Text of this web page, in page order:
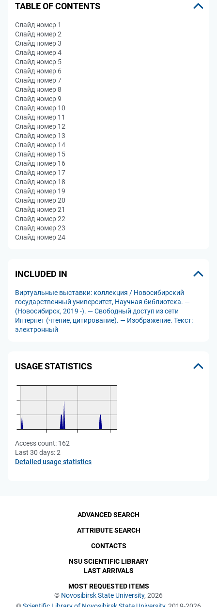
TABLE OF CONTENTS
Слайд номер 1
Слайд номер 2
Слайд номер 3
Слайд номер 4
Слайд номер 5
Слайд номер 6
Слайд номер 7
Слайд номер 8
Слайд номер 9
Слайд номер 10
Слайд номер 11
Слайд номер 12
Слайд номер 13
Слайд номер 14
Слайд номер 15
Слайд номер 16
Слайд номер 17
Слайд номер 18
Слайд номер 19
Слайд номер 20
Слайд номер 21
Слайд номер 22
Слайд номер 23
Слайд номер 24
INCLUDED IN
Виртуальные выставки: коллекция / Новосибирский
государственный университет, Научная библиотека. —
(Новосибирск, 2019 -). — Свободный доступ из сети
Интернет (чтение, цитирование). — Изображение. Текст:
электронный
USAGE STATISTICS
Access count: 162
Last 30 days:2
Detailed usage statistics
© Novosibirsk State University, 2026
ADVANCED SEARCH
ATTRIBUTE SEARCH
CONTACTS
NSU SCIENTIFIC LIBRARY
LAST ARRIVALS
MOST REQUESTED ITEMS